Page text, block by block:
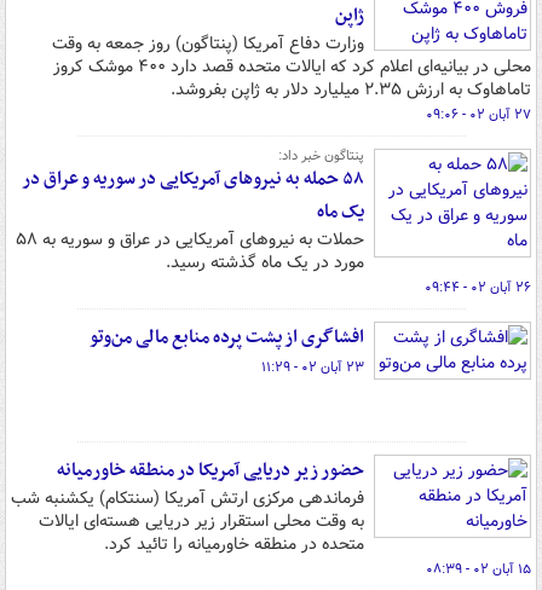
ژاپن
وزارت دفاع آمریکا (پنتاگون) روز جمعه به وقت
محلی در بیانیه‌ای اعلام کرد که ایالات متحده قصد دارد ۴۰۰ موشک کروز
تاماهاوک به ارزش ۲.۳۵ میلیارد دلار به ژاپن بفروشد.
۲۷ آبان ۰۲ - ۰۹:۰۶
پنتاگون خبر داد:
۵۸ حمله به نیروهای آمریکایی در سوریه و عراق در
یک ماه
حملات به نیروهای آمریکایی در عراق و سوریه به ۵۸
مورد در یک ماه گذشته رسید.
۲۶ آبان ۰۲ - ۰۹:۴۴
افشاگری از پشت پرده منابع مالی من‌وتو
۲۳ آبان ۰۲ - ۱۱:۲۹
حضور زیر دریایی آمریکا در منطقه خاورمیانه
فرماندهی مرکزی ارتش آمریکا (سنتکام) یکشنبه شب
به وقت محلی استقرار زیر دریایی هسته‌ای ایالات
متحده در منطقه خاورمیانه را تائید کرد.
۱۵ آبان ۰۲ - ۰۸:۳۹